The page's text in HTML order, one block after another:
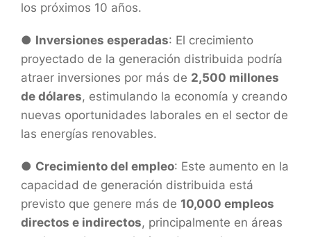
los próximos 10 años.
● Inversiones esperadas: El crecimiento
proyectado de la generación distribuida podría
atraer inversiones por más de 2,500 millones
de dólares, estimulando la economía y creando
nuevas oportunidades laborales en el sector de
las energías renovables.
● Crecimiento del empleo: Este aumento en la
capacidad de generación distribuida está
previsto que genere más de 10,000 empleos
directos e indirectos, principalmente en áreas